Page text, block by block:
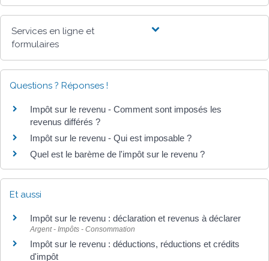
Services en ligne et
formulaires
Questions ? Réponses !
Impôt sur le revenu - Comment sont imposés les
revenus différés ?
Impôt sur le revenu - Qui est imposable ?
Quel est le barème de l'impôt sur le revenu ?
Et aussi
Impôt sur le revenu : déclaration et revenus à déclarer
Argent - Impôts - Consommation
Impôt sur le revenu : déductions, réductions et crédits
d'impôt